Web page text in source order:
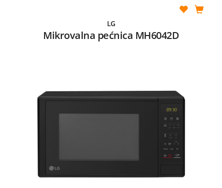
LG
Mikrovalna pećnica MH6042D